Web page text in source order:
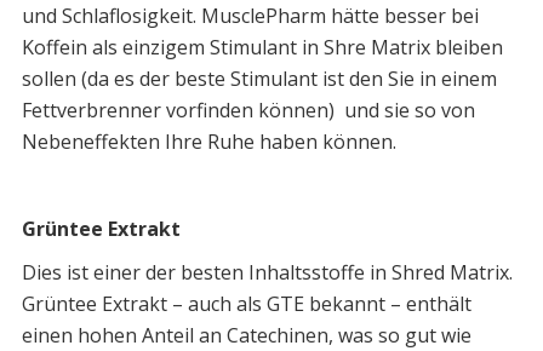
und Schlaflosigkeit. MusclePharm hätte besser bei
Koffein als einzigem Stimulant in Shre Matrix bleiben
sollen (da es der beste Stimulant ist den Sie in einem
Fettverbrenner vorfinden können) und sie so von
Nebeneffekten Ihre Ruhe haben können.
Grüntee Extrakt
Dies ist einer der besten Inhaltsstoffe in Shred Matrix.
Grüntee Extrakt – auch als GTE bekannt – enthält
einen hohen Anteil an Catechinen, was so gut wie